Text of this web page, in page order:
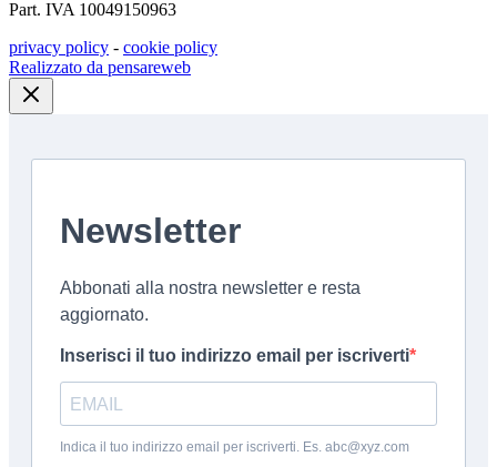
Part. IVA 10049150963
privacy policy - cookie policy
Realizzato da pensareweb